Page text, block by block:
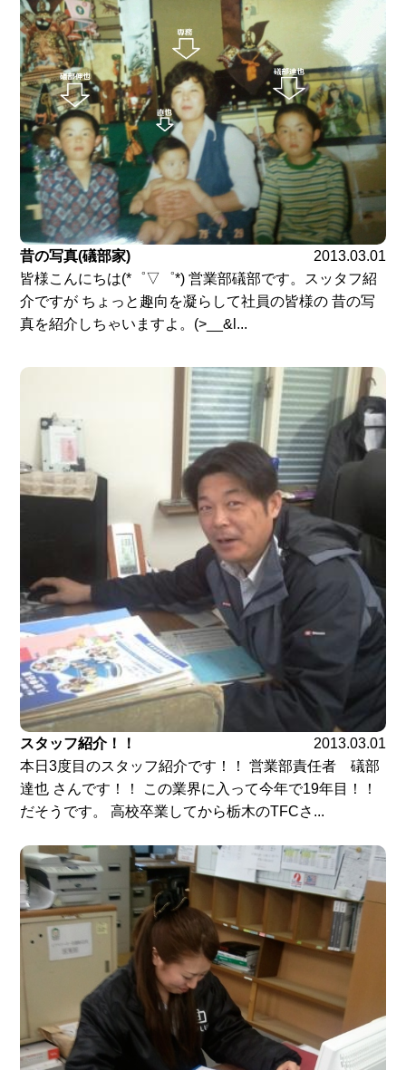
昔の写真(礒部家)
2013.03.01
皆様こんにちは(*゜▽゜*) 営業部礒部です。スッタフ紹
介ですが ちょっと趣向を凝らして社員の皆様の 昔の写
真を紹介しちゃいますよ。(>__&l...
スタッフ紹介！！
2013.03.01
本日3度目のスタッフ紹介です！！ 営業部責任者 礒部
達也 さんです！！ この業界に入って今年で19年目！！
だそうです。 高校卒業してから栃木のTFCさ...